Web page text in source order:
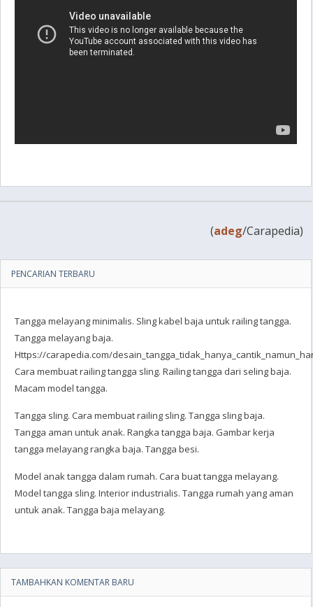
(adeg/Carapedia)
PENCARIAN TERBARU
Tangga melayang minimalis. Sling kabel baja untuk railing tangga.
Tangga melayang baja.
Https://carapedia.com/
Cara membuat railing tangga sling. Railing tangga dari seling baja.
Macam model tangga.
Tangga sling. Cara membuat railing sling. Tangga sling baja.
Tangga aman untuk anak. Rangka tangga baja. Gambar kerja
tangga melayang rangka baja. Tangga besi.
Model anak tangga dalam rumah. Cara buat tangga melayang.
Model tangga sling. Interior industrialis. Tangga rumah yang aman
untuk anak. Tangga baja melayang.
TAMBAHKAN KOMENTAR BARU